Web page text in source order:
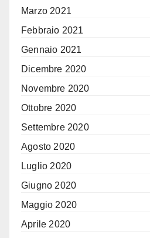
Marzo 2021
Febbraio 2021
Gennaio 2021
Dicembre 2020
Novembre 2020
Ottobre 2020
Settembre 2020
Agosto 2020
Luglio 2020
Giugno 2020
Maggio 2020
Aprile 2020